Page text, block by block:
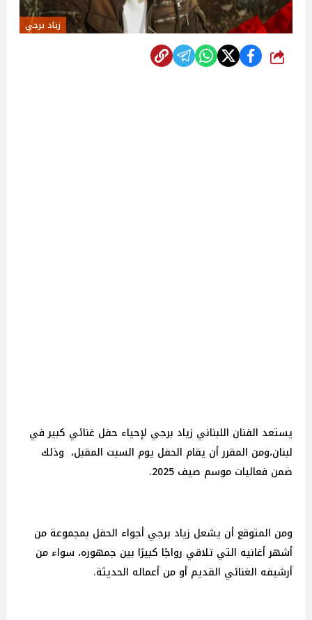
زياد برجي
شارك
يستعد الفنان اللبناني زياد برجي لإحياء حفل غنائي كبير في
لبنان،ومن المقرر أن يقام الحفل يوم السبت المقبل، وذلك
ضمن فعاليات موسم صيف 2025.
ومن المتوقع أن يشعل زياد برجي أجواء الحفل بمجموعة من
أشهر أغانيه التي تلاقي رواجًا كبيرًا بين جمهوره، سواء من
أرشيفه الغنائي القديم أو من أعماله الحديثة.